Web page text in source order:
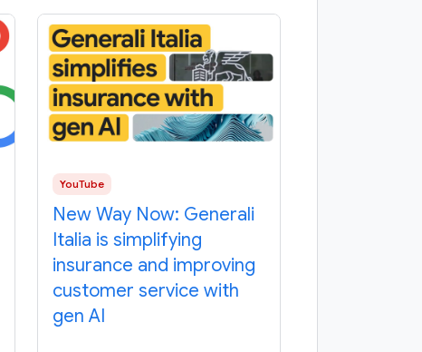
YouTube
New Way Now: Generali
Italia is simplifying
insurance and improving
customer service with
gen AI